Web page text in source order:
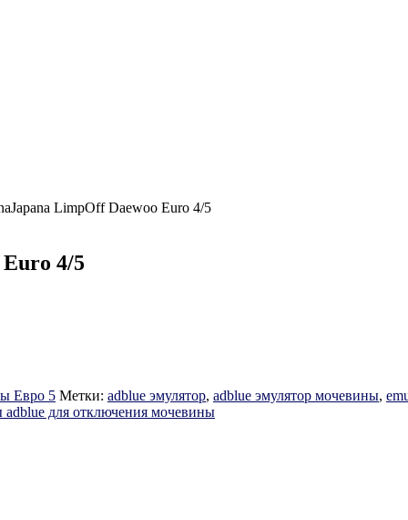
LimpOff Daewoo Euro 4/5
4/5
Евро 5 Метки: adblue эмулятор, adblue эмулятор мочевины,
adblue для отключения мочевины